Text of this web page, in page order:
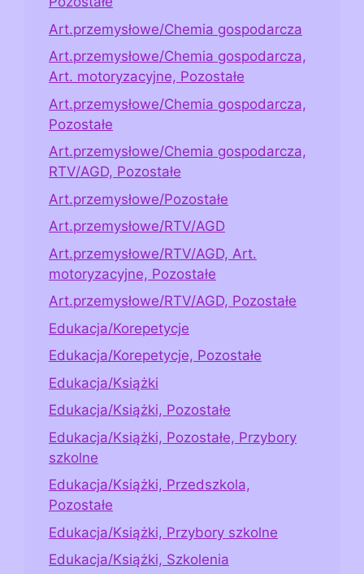
Art.przemysłowe/Chemia gospodarcza
Art.przemysłowe/Chemia gospodarcza,
Art. motoryzacyjne, Pozostałe
Art.przemysłowe/Chemia gospodarcza,
Pozostałe
Art.przemysłowe/Chemia gospodarcza,
RTV/AGD, Pozostałe
Art.przemysłowe/Pozostałe
Art.przemysłowe/RTV/AGD
Art.przemysłowe/RTV/AGD, Art.
motoryzacyjne, Pozostałe
Art.przemysłowe/RTV/AGD, Pozostałe
Edukacja/Korepetycje
Edukacja/Korepetycje, Pozostałe
Edukacja/Książki
Edukacja/Książki, Pozostałe
Edukacja/Książki, Pozostałe, Przybory
szkolne
Edukacja/Książki, Przedszkola,
Pozostałe
Edukacja/Książki, Przybory szkolne
Edukacja/Książki, Szkolenia